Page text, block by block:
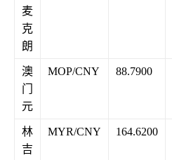
麦
克
朗
澳
门
元
MOP/CNY 88.7900
林
吉
MYR/CNY 164.6200